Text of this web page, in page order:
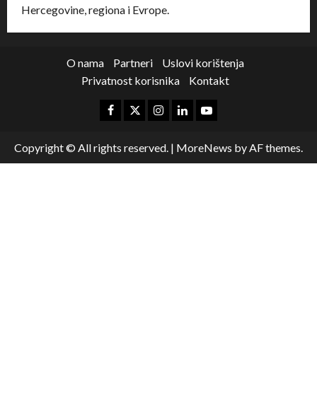
Hercegovine, regiona i Evrope.
O nama Partneri
Uslovi korištenja
Privatnost korisnika
Kontakt
Copyright © All rights reserved. | MoreNews by AF themes.